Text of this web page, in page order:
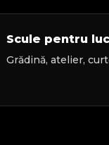
Scule pentru
Grădină, atelier,